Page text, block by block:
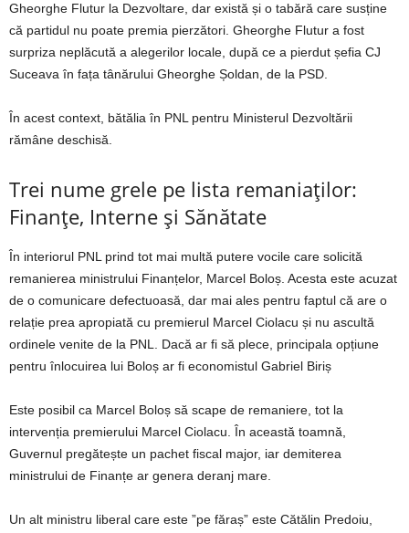
Gheorghe Flutur la Dezvoltare, dar există și o tabără care susține
că partidul nu poate premia pierzători. Gheorghe Flutur a fost
surpriza neplăcută a alegerilor locale, după ce a pierdut șefia CJ
Suceava în fața tânărului Gheorghe Șoldan, de la PSD.
În acest context, bătălia în PNL pentru Ministerul Dezvoltării
rămâne deschisă.
Trei nume grele pe lista remaniaților:
Finanțe, Interne și Sănătate
În interiorul PNL prind tot mai multă putere vocile care solicită
remanierea ministrului Finanțelor, Marcel Boloș. Acesta este acuzat
de o comunicare defectuoasă, dar mai ales pentru faptul că are o
relație prea apropiată cu premierul Marcel Ciolacu și nu ascultă
ordinele venite de la PNL. Dacă ar fi să plece, principala opțiune
pentru înlocuirea lui Boloș ar fi economistul Gabriel Biriș
Este posibil ca Marcel Boloș să scape de remaniere, tot la
intervenția premierului Marcel Ciolacu. În această toamnă,
Guvernul pregătește un pachet fiscal major, iar demiterea
ministrului de Finanțe ar genera deranj mare.
Un alt ministru liberal care este ”pe făraș” este Cătălin Predoiu,